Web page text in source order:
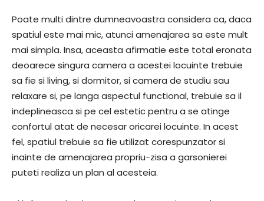
Poate multi dintre dumneavoastra considera ca, daca
spatiul este mai mic, atunci amenajarea sa este mult
mai simpla. Insa, aceasta afirmatie este total eronata
deoarece singura camera a acestei locuinte trebuie
sa fie si living, si dormitor, si camera de studiu sau
relaxare si, pe langa aspectul functional, trebuie sa il
indeplineasca si pe cel estetic pentru a se atinge
confortul atat de necesar oricarei locuinte. In acest
fel, spatiul trebuie sa fie utilizat corespunzator si
inainte de amenajarea propriu-zisa a garsonierei
puteti realiza un plan al acesteia.